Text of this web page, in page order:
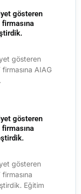
gösteren
firmasına
gösteren
AIAG
gösteren
firmasına
gösteren
Eğitim